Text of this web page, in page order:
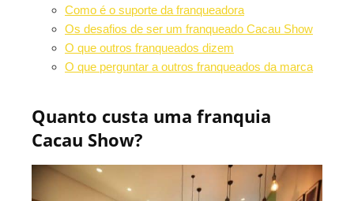
Como é o suporte da franqueadora
Os desafios de ser um franqueado Cacau Show
O que outros franqueados dizem
O que perguntar a outros franqueados da marca
Quanto custa uma franquia
Cacau Show?